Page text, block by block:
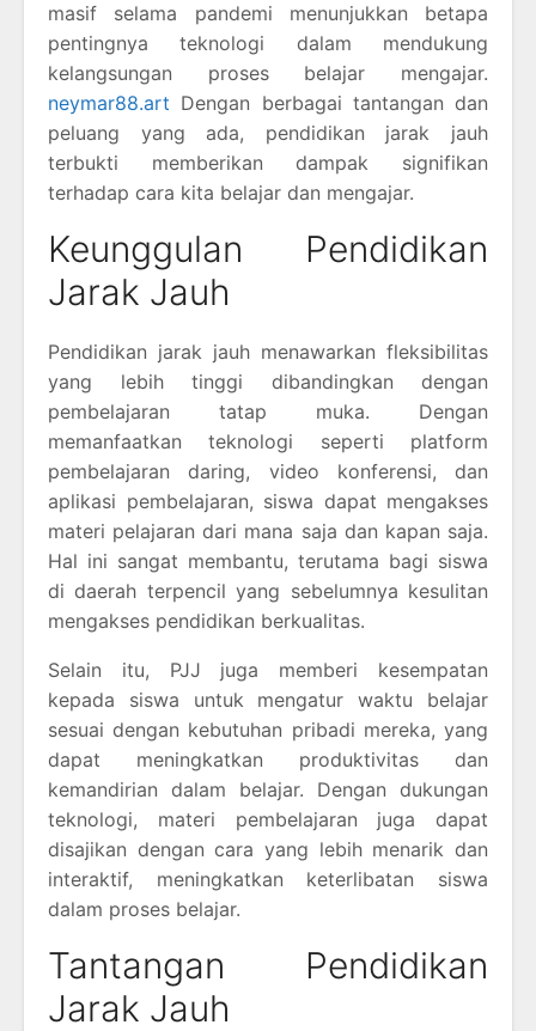
masif selama pandemi menunjukkan betapa
pentingnya teknologi dalam mendukung
kelangsungan proses belajar mengajar.
neymar88.art Dengan berbagai tantangan dan
peluang yang ada, pendidikan jarak jauh
terbukti memberikan dampak signifikan
terhadap cara kita belajar dan mengajar.
Keunggulan Pendidikan
Jarak Jauh
Pendidikan jarak jauh menawarkan fleksibilitas
yang lebih tinggi dibandingkan dengan
pembelajaran tatap muka. Dengan
memanfaatkan teknologi seperti platform
pembelajaran daring, video konferensi, dan
aplikasi pembelajaran, siswa dapat mengakses
materi pelajaran dari mana saja dan kapan saja.
Hal ini sangat membantu, terutama bagi siswa
di daerah terpencil yang sebelumnya kesulitan
mengakses pendidikan berkualitas.
Selain itu, PJJ juga memberi kesempatan
kepada siswa untuk mengatur waktu belajar
sesuai dengan kebutuhan pribadi mereka, yang
dapat meningkatkan produktivitas dan
kemandirian dalam belajar. Dengan dukungan
teknologi, materi pembelajaran juga dapat
disajikan dengan cara yang lebih menarik dan
interaktif, meningkatkan keterlibatan siswa
dalam proses belajar.
Tantangan Pendidikan
Jarak Jauh